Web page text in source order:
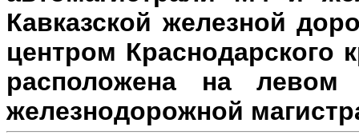
Кавказской железной
центром Краснодарского
расположена на левом
железнодорожной